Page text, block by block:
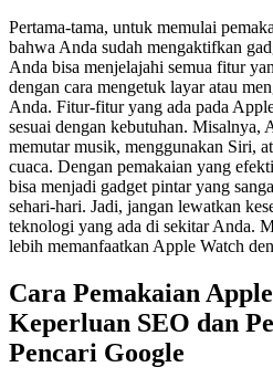
Pertama-tama, untuk memulai
bahwa Anda sudah mengaktifkan
Anda bisa menjelajahi semua fitur
dengan cara mengetuk layar atau
Anda. Fitur-fitur yang ada pada
sesuai dengan kebutuhan. Misalnya,
memutar musik, menggunakan Siri,
cuaca. Dengan pemakaian yang
bisa menjadi gadget pintar yang
sehari-hari. Jadi, jangan lewatkan
teknologi yang ada di sekitar Anda.
lebih memanfaatkan Apple Watch
Cara Pemakaian
Keperluan SEO dan
Pencari Google